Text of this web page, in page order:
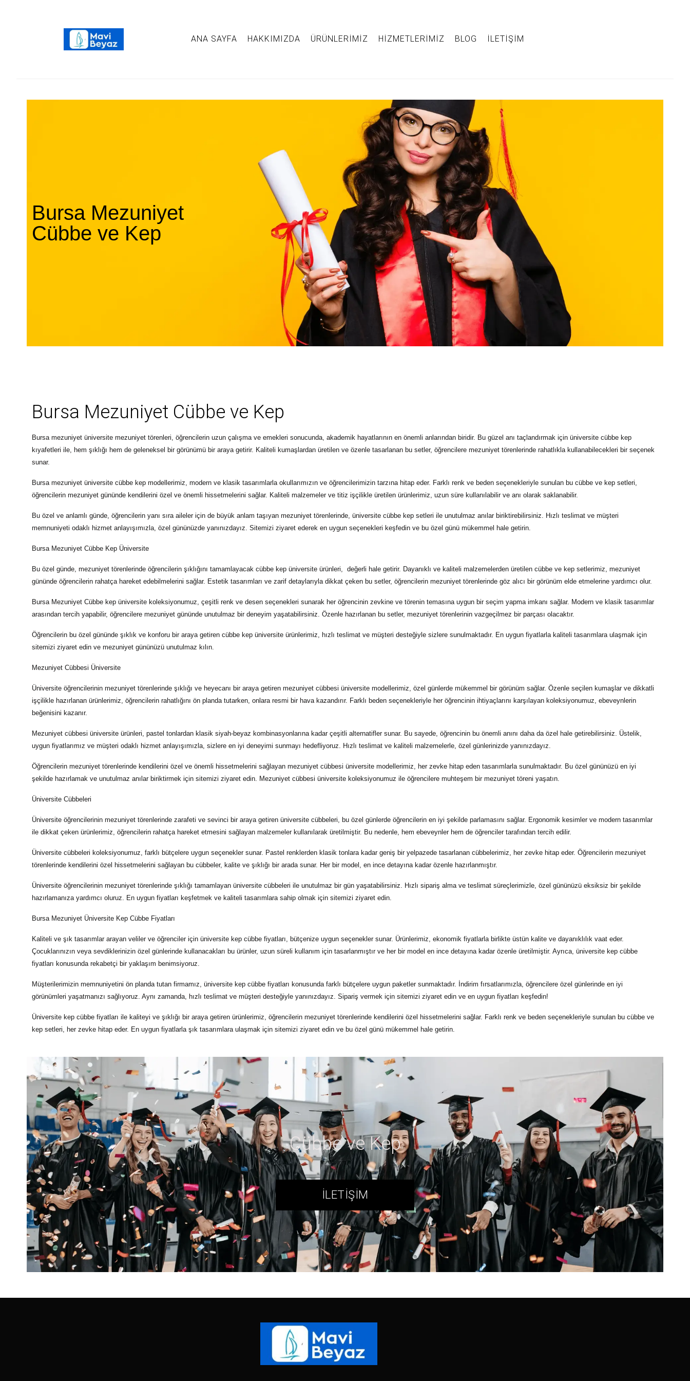
ANA SAYFA HAKKIMIZDA ÜRÜNLERIMIZ HIZMETLERIMIZ BLOG İLETIŞIM
Bursa Mezuniyet
Cübbe ve Kep
Bursa Mezuniyet Cübbe ve Kep
Bursa mezuniyet üniversite mezuniyet törenleri, öğrencilerin uzun çalışma ve emekleri sonucunda, akademik hayatlarının en önemli anlarından biridir. Bu güzel anı taçlandırmak için üniversite cübbe kep
kıyafetleri ile, hem şıklığı hem de geleneksel bir görünümü bir araya getirir. Kaliteli kumaşlardan üretilen ve özenle tasarlanan bu setler, öğrencilere mezuniyet törenlerinde rahatlıkla kullanabilecekleri bir seçenek
sunar.
Bursa mezuniyet üniversite cübbe kep modellerimiz, modern ve klasik tasarımlarla okullarımızın ve öğrencilerimizin tarzına hitap eder. Farklı renk ve beden seçenekleriyle sunulan bu cübbe ve kep setleri,
öğrencilerin mezuniyet gününde kendilerini özel ve önemli hissetmelerini sağlar. Kaliteli malzemeler ve titiz işçilikle üretilen ürünlerimiz, uzun süre kullanılabilir ve anı olarak saklanabilir.
Bu özel ve anlamlı günde, öğrencilerin yanı sıra aileler için de büyük anlam taşıyan mezuniyet törenlerinde, üniversite cübbe kep setleri ile unutulmaz anılar biriktirebilirsiniz. Hızlı teslimat ve müşteri
memnuniyeti odaklı hizmet anlayışımızla, özel gününüzde yanınızdayız. Sitemizi ziyaret ederek en uygun seçenekleri keşfedin ve bu özel günü mükemmel hale getirin.
Bursa Mezuniyet Cübbe Kep Üniversite
Bu özel günde, mezuniyet törenlerinde öğrencilerin şıklığını tamamlayacak cübbe kep üniversite ürünleri, değerli hale getirir. Dayanıklı ve kaliteli malzemelerden üretilen cübbe ve kep setlerimiz, mezuniyet
gününde öğrencilerin rahatça hareket edebilmelerini sağlar. Estetik tasarımları ve zarif detaylarıyla dikkat çeken bu setler, öğrencilerin mezuniyet törenlerinde göz alıcı bir görünüm elde etmelerine yardımcı olur.
Bursa Mezuniyet Cübbe kep üniversite koleksiyonumuz, çeşitli renk ve desen seçenekleri sunarak her öğrencinin zevkine ve törenin temasına uygun bir seçim yapma imkanı sağlar. Modern ve klasik tasarımlar
arasından tercih yapabilir, öğrencilere mezuniyet gününde unutulmaz bir deneyim yaşatabilirsiniz. Özenle hazırlanan bu setler, mezuniyet törenlerinin vazgeçilmez bir parçası olacaktır.
Öğrencilerin bu özel gününde şıklık ve konforu bir araya getiren cübbe kep üniversite ürünlerimiz, hızlı teslimat ve müşteri desteğiyle sizlere sunulmaktadır. En uygun fiyatlarla kaliteli tasarımlara ulaşmak için
sitemizi ziyaret edin ve mezuniyet gününüzü unutulmaz kılın.
Mezuniyet Cübbesi Üniversite
Üniversite öğrencilerinin mezuniyet törenlerinde şıklığı ve heyecanı bir araya getiren mezuniyet cübbesi üniversite modellerimiz, özel günlerde mükemmel bir görünüm sağlar. Özenle seçilen kumaşlar ve dikkatli
işçilikle hazırlanan ürünlerimiz, öğrencilerin rahatlığını ön planda tutarken, onlara resmi bir hava kazandırır. Farklı beden seçenekleriyle her öğrencinin ihtiyaçlarını karşılayan koleksiyonumuz, ebeveynlerin
beğenisini kazanır.
Mezuniyet cübbesi üniversite ürünleri, pastel tonlardan klasik siyah-beyaz kombinasyonlarına kadar çeşitli alternatifler sunar. Bu sayede, öğrencinin bu önemli anını daha da özel hale getirebilirsiniz. Üstelik,
uygun fiyatlarımız ve müşteri odaklı hizmet anlayışımızla, sizlere en iyi deneyimi sunmayı hedefliyoruz. Hızlı teslimat ve kaliteli malzemelerle, özel günlerinizde yanınızdayız.
Öğrencilerin mezuniyet törenlerinde kendilerini özel ve önemli hissetmelerini sağlayan mezuniyet cübbesi üniversite modellerimiz, her zevke hitap eden tasarımlarla sunulmaktadır. Bu özel gününüzü en iyi
şekilde hazırlamak ve unutulmaz anılar biriktirmek için sitemizi ziyaret edin. Mezuniyet cübbesi üniversite koleksiyonumuz ile öğrencilere muhteşem bir mezuniyet töreni yaşatın.
Üniversite Cübbeleri
Üniversite öğrencilerinin mezuniyet törenlerinde zarafeti ve sevinci bir araya getiren üniversite cübbeleri , bu özel günlerde öğrencilerin en iyi şekilde parlamasını sağlar. Ergonomik kesimler ve modern tasarımlar
ile dikkat çeken ürünlerimiz, öğrencilerin rahatça hareket etmesini sağlayan malzemeler kullanılarak üretilmiştir. Bu nedenle, hem ebeveynler hem de öğrenciler tarafından tercih edilir.
Üniversite cübbeleri koleksiyonumuz, farklı bütçelere uygun seçenekler sunar. Pastel renklerden klasik tonlara kadar geniş bir yelpazede tasarlanan cübbelerimiz, her zevke hitap eder. Öğrencilerin mezuniyet
törenlerinde kendilerini özel hissetmelerini sağlayan bu cübbeler, kalite ve şıklığı bir arada sunar. Her bir model, en ince detayına kadar özenle hazırlanmıştır.
Üniversite öğrencilerinin mezuniyet törenlerinde şıklığı tamamlayan üniversite cübbeleri ile unutulmaz bir gün yaşatabilirsiniz. Hızlı sipariş alma ve teslimat süreçlerimizle, özel gününüzü eksiksiz bir şekilde
hazırlamanıza yardımcı oluruz. En uygun fiyatları keşfetmek ve kaliteli tasarımlara sahip olmak için sitemizi ziyaret edin.
Bursa Mezuniyet Üniversite Kep Cübbe Fiyatları
Kaliteli ve şık tasarımlar arayan veliler ve öğrenciler için üniversite kep cübbe fiyatları , bütçenize uygun seçenekler sunar. Ürünlerimiz, ekonomik fiyatlarla birlikte üstün kalite ve dayanıklılık vaat eder.
Çocuklarınızın veya sevdiklerinizin özel günlerinde kullanacakları bu ürünler, uzun süreli kullanım için tasarlanmıştır ve her bir model en ince detayına kadar özenle üretilmiştir. Ayrıca, üniversite kep cübbe
fiyatları konusunda rekabetçi bir yaklaşım benimsiyoruz.
Müşterilerimizin memnuniyetini ön planda tutan firmamız, üniversite kep cübbe fiyatları konusunda farklı bütçelere uygun paketler sunmaktadır. İndirim fırsatlarımızla, öğrencilere özel günlerinde en iyi
görünümleri yaşatmanızı sağlıyoruz. Aynı zamanda, hızlı teslimat ve müşteri desteğiyle yanınızdayız. Sipariş vermek için sitemizi ziyaret edin ve en uygun fiyatları keşfedin!
Üniversite kep cübbe fiyatları ile kaliteyi ve şıklığı bir araya getiren ürünlerimiz, öğrencilerin mezuniyet törenlerinde kendilerini özel hissetmelerini sağlar. Farklı renk ve beden seçenekleriyle sunulan bu cübbe ve
kep setleri, her zevke hitap eder. En uygun fiyatlarla şık tasarımlara ulaşmak için sitemizi ziyaret edin ve bu özel günü mükemmel hale getirin.
Cübbe ve Kep
İLETIŞIM